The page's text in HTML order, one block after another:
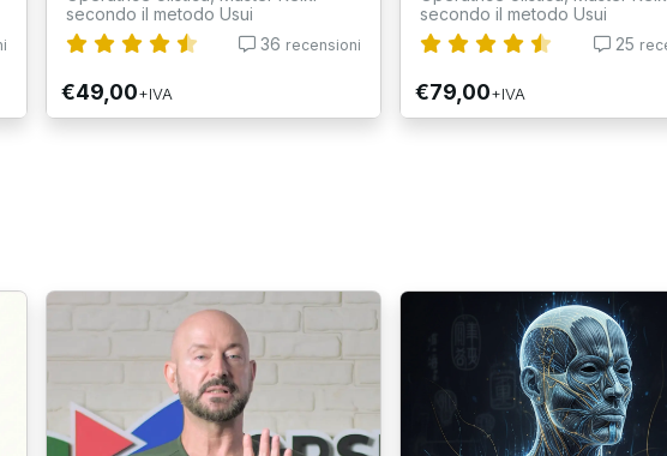
secondo il metodo Usui
36 recensioni
€49,00+IVA
secondo il metodo Usui
25
€79,00+IVA